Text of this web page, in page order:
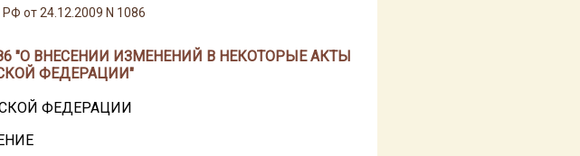
от 24.12.2009 N 1086
"О ВНЕСЕНИИ ИЗМЕНЕНИЙ В НЕКОТОРЫЕ АКТЫ
ФЕДЕРАЦИИ"
ФЕДЕРАЦИИ